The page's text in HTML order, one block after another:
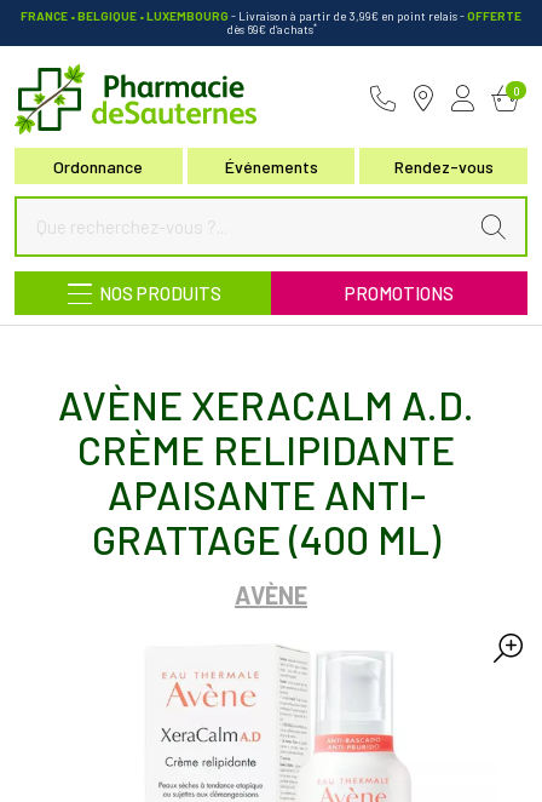
FRANCE • BELGIQUE • LUXEMBOURG - Livraison à partir de 3,99€ en point relais-OFFERTE
dès 69€ d’achats*
Ordonnance Événements Rendez-vous
0
NOS PRODUITS PROMOTIONS
AVÈNE XERACALM A.D.
CRÈME RELIPIDANTE
APAISANTE ANTI-
GRATTAGE (400 ML)
AVÈNE